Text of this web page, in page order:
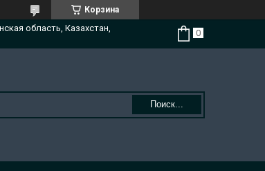
Корзина
область, Казахстан,
Поиск...